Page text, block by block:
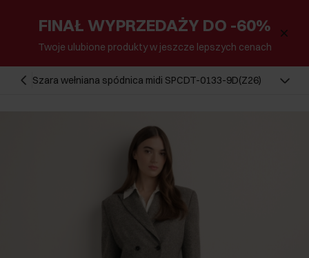
FINAŁ WYPRZEDAŻY DO -60%
Twoje ulubione produkty w jeszcze lepszych cenach
Szara wełniana spódnica midi SPCDT-0133-9D(Z26)